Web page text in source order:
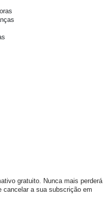
gratuito. Nunca mais perderá
cancelar a sua subscrição em